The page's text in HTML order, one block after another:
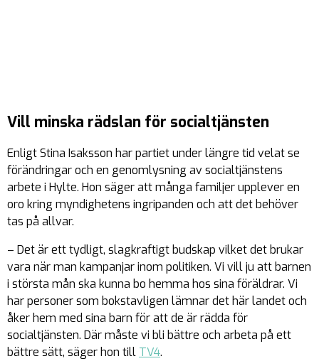
Vill minska rädslan för socialtjänsten
Enligt Stina Isaksson har partiet under längre tid velat se
förändringar och en genomlysning av socialtjänstens
arbete i Hylte. Hon säger att många familjer upplever en
oro kring myndighetens ingripanden och att det behöver
tas på allvar.
– Det är ett tydligt, slagkraftigt budskap vilket det brukar
vara när man kampanjar inom politiken. Vi vill ju att barnen
i största mån ska kunna bo hemma hos sina föräldrar. Vi
har personer som bokstavligen lämnar det här landet och
åker hem med sina barn för att de är rädda för
socialtjänsten. Där måste vi bli bättre och arbeta på ett
bättre sätt, säger hon till TV4.